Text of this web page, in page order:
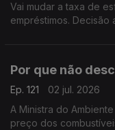
Vai mudar a taxa de
empréstimos. Decisão
Por que não
Ep. 121
02 jul. 2026
A Ministra do
preço dos